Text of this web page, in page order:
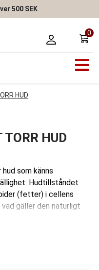
500 SEK
0
HUD
HUD
hud som känns
Hudtillståndet
(fetter) i cellens
gäller den naturligt
av det som